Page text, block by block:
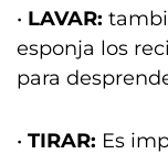
• LAVAR:
esponja los
para
• TIRAR: Es